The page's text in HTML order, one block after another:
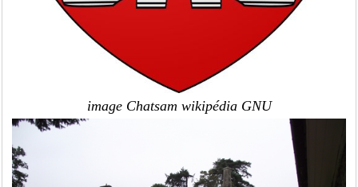
image Chatsam wikipédia GNU